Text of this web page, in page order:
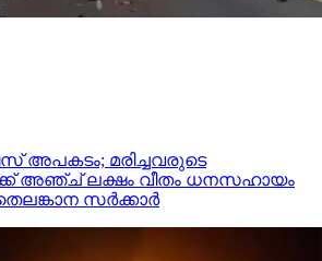
അപകടം; മരിച്ചവരുടെ
അഞ്ച് ലക്ഷം വീതം ധനസഹായം
സര്‍ക്കാര്‍